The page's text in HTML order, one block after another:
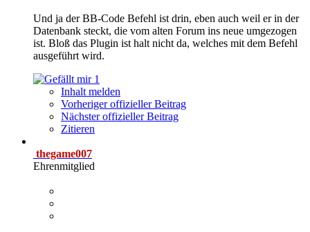
Und ja der BB-Code Befehl ist drin, eben auch weil er in der
Datenbank steckt, die vom alten Forum ins neue umgezogen
ist. Bloß das Plugin ist halt nicht da, welches mit dem Befehl
ausgeführt wird.
1
Inhalt melden
Vorheriger offizieller Beitrag
Nächster offizieller Beitrag
Zitieren
thegame007
Ehrenmitglied